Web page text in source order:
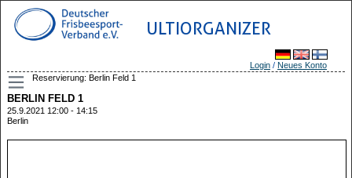
ULTIORGANIZER
Login / Neues Konto
Reservierung: Berlin Feld 1
BERLIN FELD 1
25.9.2021 12:00 - 14:15
Berlin